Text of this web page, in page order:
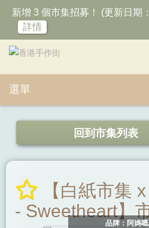
新增 3 個市集招募！ (更新日期
詳情
選單
回到市集列表
【白紙市集
- Sweetheart】
品牌：阿媽